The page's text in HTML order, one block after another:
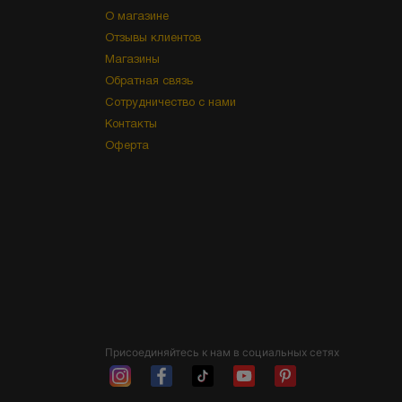
О магазине
Отзывы клиентов
Магазины
Обратная связь
Сотрудничество с нами
Контакты
Оферта
Присоединяйтесь к нам в социальных сетях